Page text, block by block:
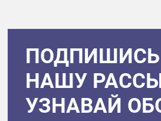
НАШУ
УЗНАВАЙ